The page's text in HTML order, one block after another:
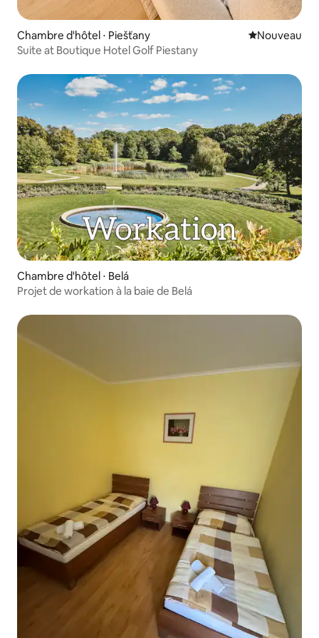
Chambre d'hôtel ⋅ Piešťany Nouvel
Nouveau
Suite at Boutique Hotel Golf Piestany
Chambre d'hôtel ⋅ Belá
Projet de workation à la baie de Belá